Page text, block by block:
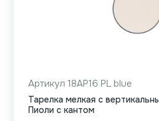
Артикул 18AP16 PL blue
Тарелка мелкая с
Пиоли с кантом